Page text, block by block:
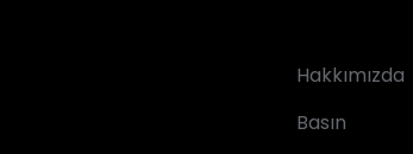
Hakkımızda
Basın